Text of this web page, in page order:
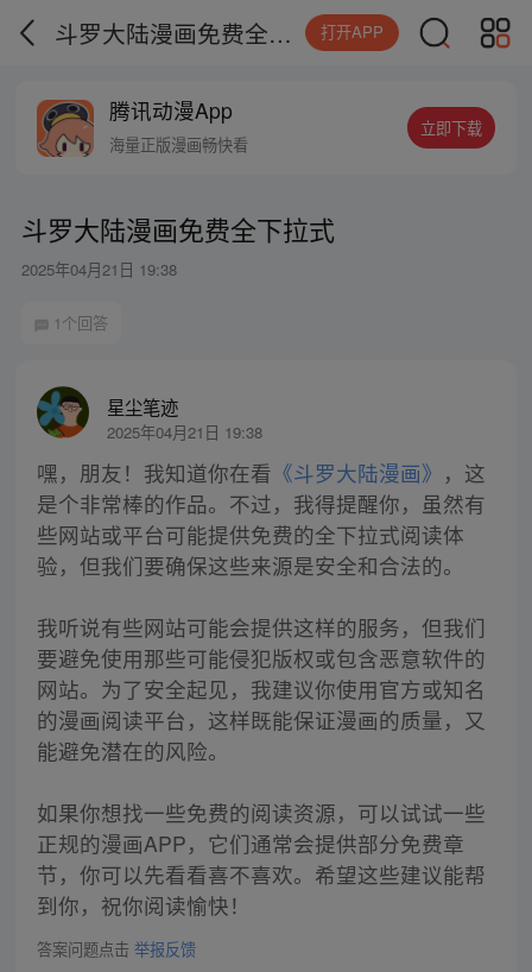
斗罗大陆漫画免费全下拉式 打开APP
腾讯动漫App
海量正版漫画畅快看
立即下载
斗罗大陆漫画免费全下拉式
2025年04月21日 19:38
1个回答
星尘笔迹
2025年04月21日 19:38
嘿，朋友！我知道你在看 《斗罗大陆漫画》 ，这
是个非常棒的作品。不过，我得提醒你，虽然有
些网站或平台可能提供免费的全下拉式阅读体
验，但我们要确保这些来源是安全和合法的。
我听说有些网站可能会提供这样的服务，但我们
要避免使用那些可能侵犯版权或包含恶意软件的
网站。为了安全起见，我建议你使用官方或知名
的漫画阅读平台，这样既能保证漫画的质量，又
能避免潜在的风险。
如果你想找一些免费的阅读资源，可以试试一些
正规的漫画APP，它们通常会提供部分免费章
节，你可以先看看喜不喜欢。希望这些建议能帮
到你，祝你阅读愉快！
答案问题点击 举报反馈